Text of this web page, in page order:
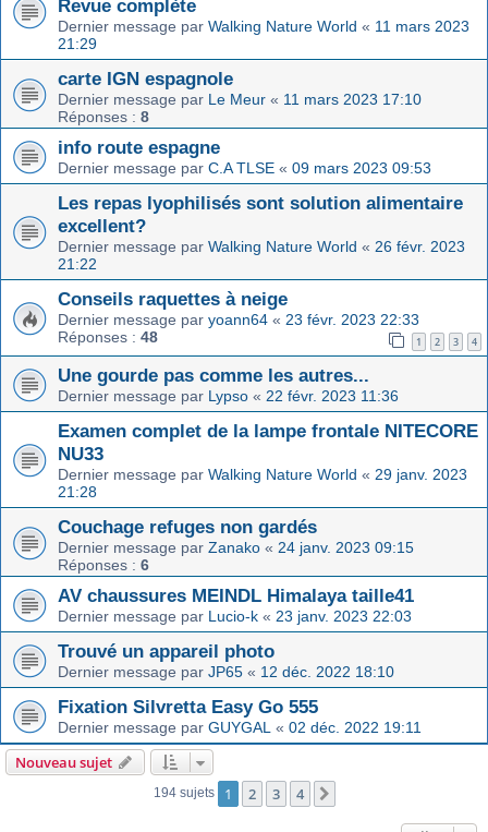
Revue complète
Dernier message par Walking Nature World « 11 mars 2023
21:29
carte IGN espagnole
Dernier message par Le Meur « 11 mars 2023 17:10
Réponses : 8
info route espagne
Dernier message par C.A TLSE « 09 mars 2023 09:53
Les repas lyophilisés sont solution alimentaire
excellent?
Dernier message par Walking Nature World « 26 févr. 2023
21:22
Conseils raquettes à neige
Dernier message par yoann64 « 23 févr. 2023 22:33
Réponses : 48 1 2 3 4
Une gourde pas comme les autres...
Dernier message par Lypso « 22 févr. 2023 11:36
Examen complet de la lampe frontale NITECORE
NU33
Dernier message par Walking Nature World « 29 janv. 2023
21:28
Couchage refuges non gardés
Dernier message par Zanako « 24 janv. 2023 09:15
Réponses : 6
AV chaussures MEINDL Himalaya taille41
Dernier message par Lucio-k « 23 janv. 2023 22:03
Trouvé un appareil photo
Dernier message par JP65 « 12 déc. 2022 18:10
Fixation Silvretta Easy Go 555
Dernier message par GUYGAL « 02 déc. 2022 19:11
Nouveau sujet
194 sujets 1 2 3 4